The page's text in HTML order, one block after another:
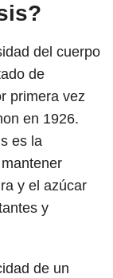
del cuerpo
de
primera vez
en 1926.
es la
y el azúcar
y
de un